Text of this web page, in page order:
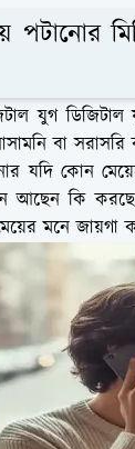
পটানোর
যুগ
বা
যদি কোন
আছেন কি
মনে জায়গা